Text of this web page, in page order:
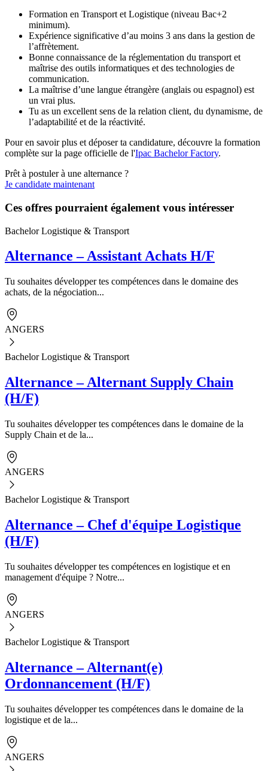
Formation en Transport et Logistique (niveau Bac+2
minimum).
Expérience significative d’au moins 3 ans dans la gestion de
l’affrètement.
Bonne connaissance de la réglementation du transport et
maîtrise des outils informatiques et des technologies de
communication.
La maîtrise d’une langue étrangère (anglais ou espagnol) est
un vrai plus.
Tu as un excellent sens de la relation client, du dynamisme, de
l’adaptabilité et de la réactivité.
Pour en savoir plus et déposer ta candidature, découvre la formation
complète sur la page officielle de l'Ipac Bachelor Factory.
Prêt à postuler à une alternance ?
Je candidate maintenant
Ces offres pourraient également vous intéresser
Bachelor Logistique & Transport
Alternance – Assistant Achats H/F
Tu souhaites développer tes compétences dans le domaine des
achats, de la négociation...
ANGERS
Bachelor Logistique & Transport
Alternance – Alternant Supply Chain
(H/F)
Tu souhaites développer tes compétences dans le domaine de la
Supply Chain et de la...
ANGERS
Bachelor Logistique & Transport
Alternance – Chef d'équipe Logistique
(H/F)
Tu souhaites développer tes compétences en logistique et en
management d'équipe ? Notre...
ANGERS
Bachelor Logistique & Transport
Alternance – Alternant(e)
Ordonnancement (H/F)
Tu souhaites développer tes compétences dans le domaine de la
logistique et de la...
ANGERS